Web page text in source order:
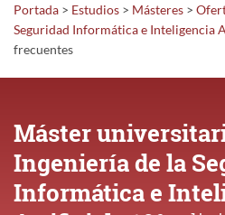
Portada > Estudios > Másteres >
Seguridad Informática e Inteligencia
frecuentes
Máster
Ingeniería de la
Informática e